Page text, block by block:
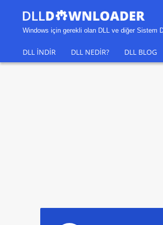
Windows için gerekli olan DLL ve diğer Sistem
DLL INDIR DLL NEDIR? DLL BLOG